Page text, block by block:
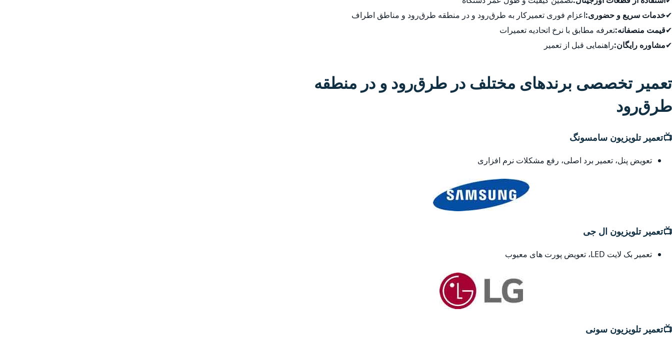
✔خدمات سریع و حضوری:اعزام فوری تعمیرکار به طرق‌رود و در منطقه طرق‌رود و مناطق اطراف
✔قیمت منصفانه:تعرفه مطابق با نرخ اتحادیه تعمیرات
✔مشاوره رایگان:راهنمایی قبل از تعمیر
تعمیر تخصصی برندهای مختلف در طرق‌رود و در منطقه
طرق‌رود
📺تعمیر تلویزیون سامسونگ
تعویض پنل، تعمیر برد اصلی، رفع مشکلات نرم افزاری
📺تعمیر تلویزیون ال جی
تعمیر بک لایت LED، تعویض پورت های معیوب
📺تعمیر تلویزیون سونی